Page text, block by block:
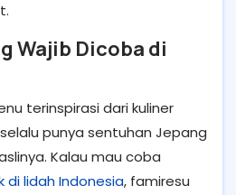
Wajib Dicoba di
terinspirasi dari kuliner
punya sentuhan Jepang
Kalau mau coba
di lidah Indonesia, famiresu